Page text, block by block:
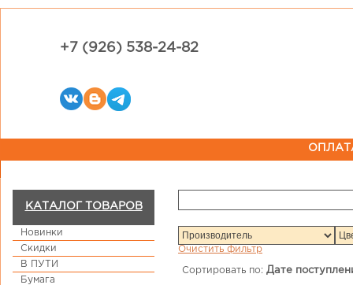
+7 (926) 538-24-82
КАТАЛОГ ТОВАРОВ
Новинки
Скидки
В ПУТИ
Бумага
Очистить фильтр
Сортировать по: Дате